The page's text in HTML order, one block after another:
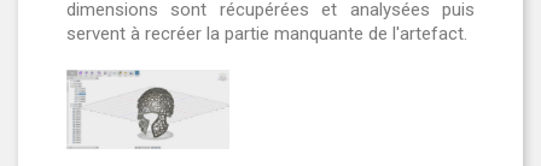
dimensions sont récupérées et analysées puis
servent à recréer la partie manquante de l'artefact.